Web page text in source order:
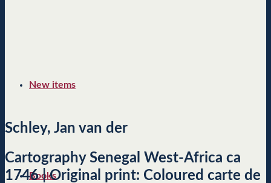
New items
Books
Schley, Jan van der
Cartography Senegal West-Africa ca
1746 | Original print: Coloured carte de